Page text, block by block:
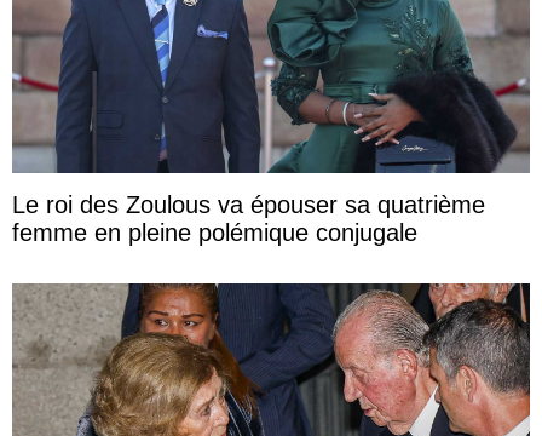
Le roi des Zoulous va épouser sa quatrième
femme en pleine polémique conjugale